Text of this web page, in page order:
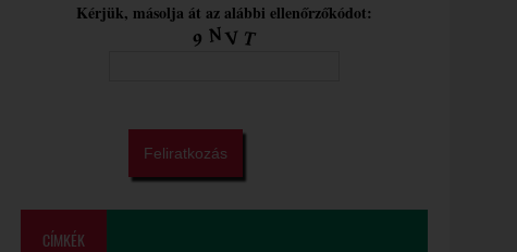
Kérjük, másolja át az alábbi ellenőrzőkódot:
CÍMKÉK